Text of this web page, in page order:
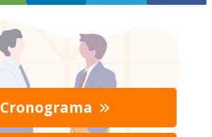
Cronograma